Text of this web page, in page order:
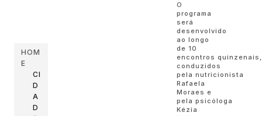
HOM
E
CI
D
A
D
O
programa
será
desenvolvido
ao longo
de 10
encontros quinzenais,
conduzidos
pela nutricionista
Rafaela
Moraes e
pela psicóloga
Kézia